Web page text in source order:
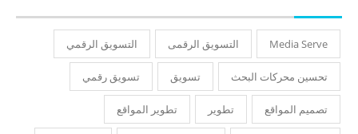
Media Serve التسويق الرقمى التسويق الرقمي
تحسين محركات البحث تسويق تسويق رقمي
تصميم المواقع تطوير تطوير المواقع